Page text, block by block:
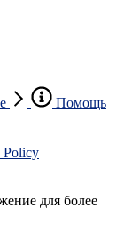
Помощь
Policy
для более